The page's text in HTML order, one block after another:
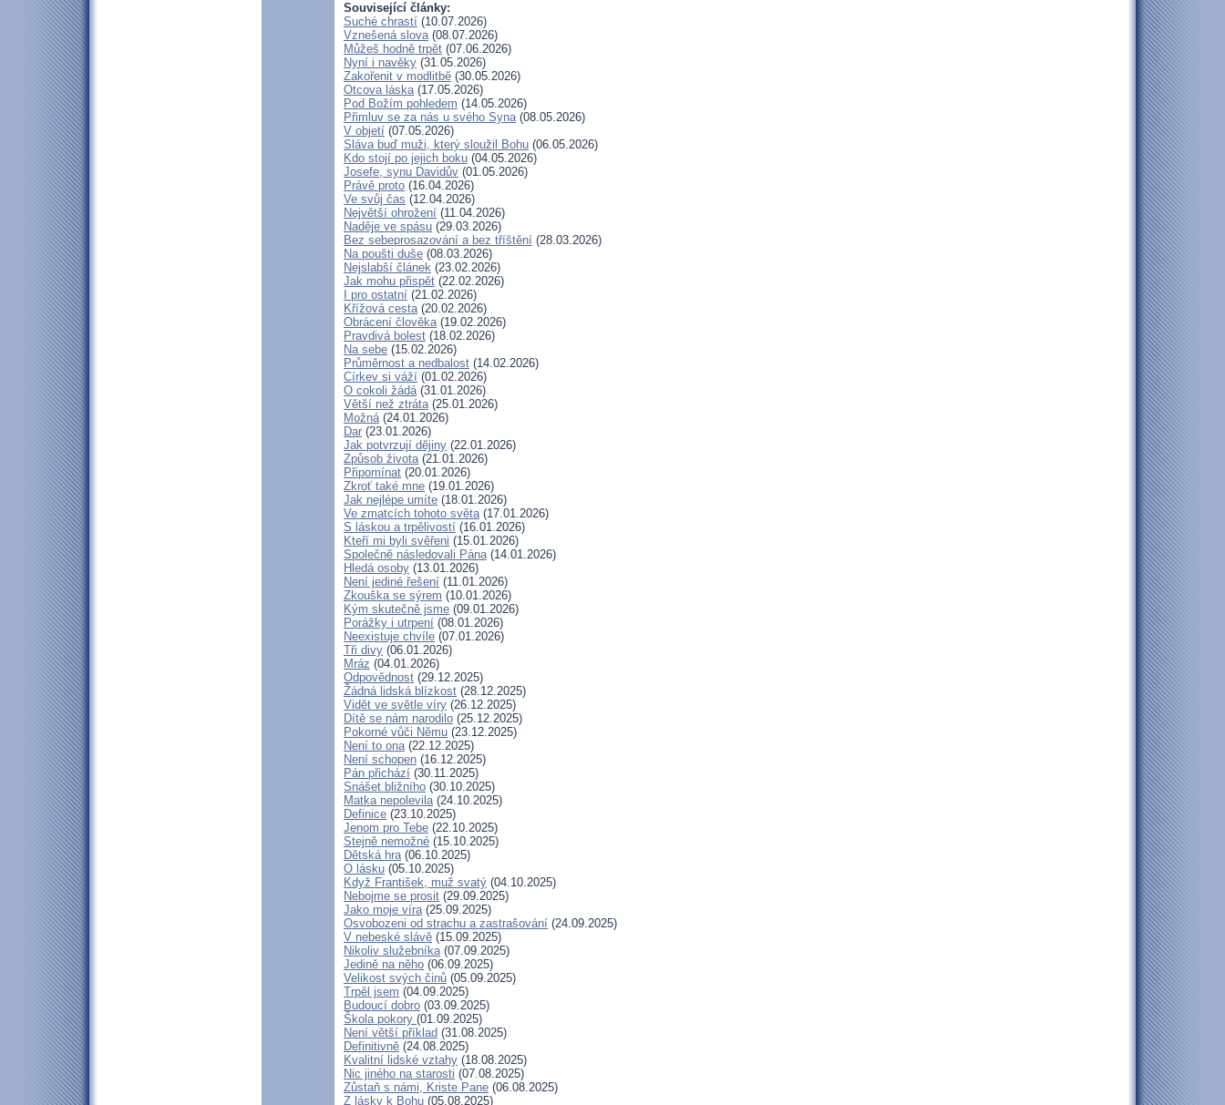
Související články:
Suché chrastí (10.07.2026)
Vznešená slova(08.07.2026)
Můžeš hodně trpět (07.06.2026)
Nyní i navěky (31.05.2026)
Zakořenit v modlitbě (30.05.2026)
Otcova láska(17.05.2026)
Pod Božím pohledem (14.05.2026)
Přimluv se za nás u svého Syna(08.05.2026)
V objetí (07.05.2026)
Sláva buď muži, který sloužil Bohu (06.05.2026)
Kdo stojí po jejich boku (04.05.2026)
Josefe, synu Davidův (01.05.2026)
Právě proto (16.04.2026)
Ve svůj čas (12.04.2026)
Největší ohrožení (11.04.2026)
Naděje ve spásu (29.03.2026)
Bez sebeprosazování a bez tříštění (28.03.2026)
Na poušti duše (08.03.2026)
Nejslabší článek (23.02.2026)
Jak mohu přispět (22.02.2026)
I pro ostatní (21.02.2026)
Křížová cesta(20.02.2026)
Obrácení člověka(19.02.2026)
Pravdivá bolest (18.02.2026)
Na sebe (15.02.2026)
Průměrnost a nedbalost (14.02.2026)
Církev si váží (01.02.2026)
O cokoli žádá(31.01.2026)
Větší než ztráta(25.01.2026)
Možná(24.01.2026)
Dar (23.01.2026)
Jak potvrzují dějiny (22.01.2026)
Způsob života(21.01.2026)
Připomínat (20.01.2026)
Zkroť také mne (19.01.2026)
Jak nejlépe umíte (18.01.2026)
Ve zmatcích tohoto světa(17.01.2026)
S láskou a trpělivostí (16.01.2026)
Kteří mi byli svěřeni (15.01.2026)
Společně následovali Pána(14.01.2026)
Hledá osoby (13.01.2026)
Není jediné řešení (11.01.2026)
Zkouška se sýrem (10.01.2026)
Kým skutečně jsme (09.01.2026)
Porážky i utrpení (08.01.2026)
Neexistuje chvíle (07.01.2026)
Tři divy (06.01.2026)
Mráz (04.01.2026)
Odpovědnost (29.12.2025)
Žádná lidská blízkost (28.12.2025)
Vidět ve světle víry (26.12.2025)
Dítě se nám narodilo (25.12.2025)
Pokorné vůči Němu (23.12.2025)
Není to ona(22.12.2025)
Není schopen (16.12.2025)
Pán přichází (30.11.2025)
Snášet bližního (30.10.2025)
Matka nepolevila(24.10.2025)
Definice (23.10.2025)
Jenom pro Tebe (22.10.2025)
Stejně nemožné (15.10.2025)
Dětská hra(06.10.2025)
O lásku (05.10.2025)
Když František, muž svatý (04.10.2025)
Nebojme se prosit (29.09.2025)
Jako moje víra(25.09.2025)
Osvobozeni od strachu a zastrašování (24.09.2025)
V nebeské slávě (15.09.2025)
Nikoliv služebníka(07.09.2025)
Jedině na něho (06.09.2025)
Velikost svých činů (05.09.2025)
Trpěl jsem (04.09.2025)
Budoucí dobro (03.09.2025)
Škola pokory (01.09.2025)
Není větší příklad (31.08.2025)
Definitivně (24.08.2025)
Kvalitní lidské vztahy (18.08.2025)
Nic jiného na starosti (07.08.2025)
Zůstaň s námi, Kriste Pane (06.08.2025)
Z lásky k Bohu (05.08.2025)